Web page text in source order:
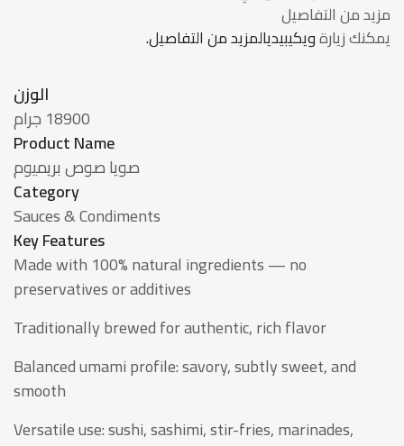
مزيد من التفاصيل
يمكنك زيارةويكيبيديالمزيد من التفاصيل.
الوزن
18900 جرام
Product Name
صويا صوص بريميوم
Category
Sauces & Condiments
Key Features
Made with 100% natural ingredients — no
preservatives or additives
Traditionally brewed for authentic, rich flavor
Balanced umami profile: savory, subtly sweet, and
smooth
Versatile use: sushi, sashimi, stir-fries, marinades,